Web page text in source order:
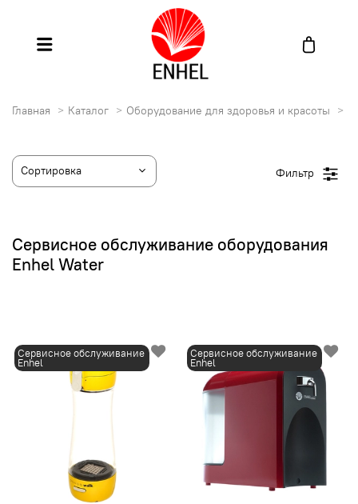
Главная Каталог Оборудование для здоровья и красоты
Сервисное обслуживание оборудования
Enhel Water
Сервисное обслуживание
Enhel
Сервисное обслуживание
Enhel
Фильтр